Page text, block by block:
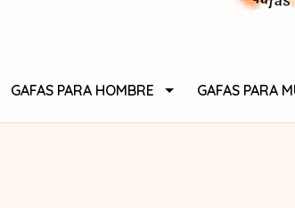
GAFAS PARA HOMBRE GAFAS PARA